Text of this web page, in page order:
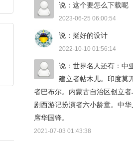
说：这个要怎么下载呢
2023-06-25 06:00:54
说：挺好的设计
2022-10-10 01:56:14
说：世界名人还有：中
建立者帖木儿。印度莫
者巴布尔。内蒙古自治区创立
剧西游记扮演者六小龄童。中
席华国锋。
2021-07-03 01:43:38